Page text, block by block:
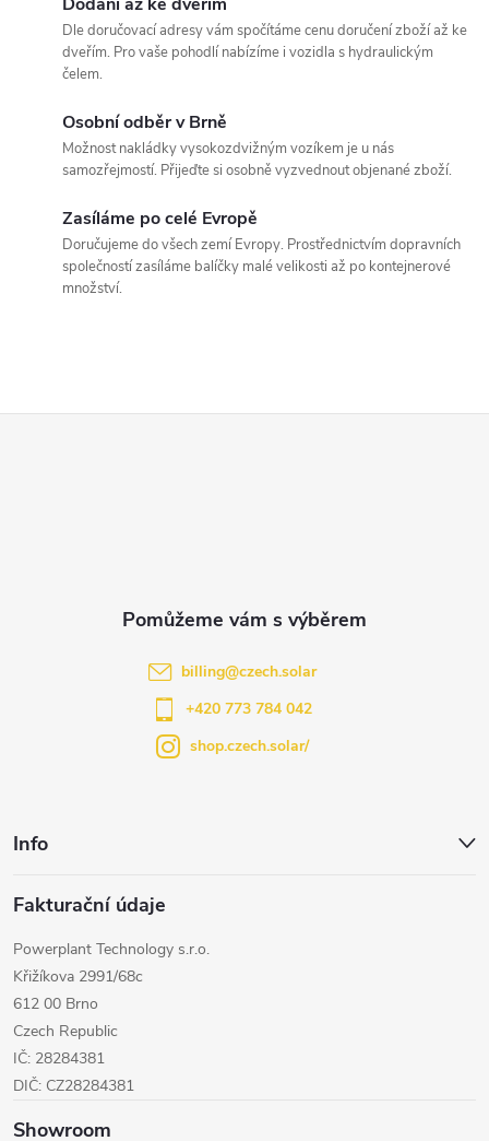
v
Dle doručovací adresy vám spočítáme cenu doručení zboží až ke
dveřím. Pro vaše pohodlí nabízíme i vozidla s hydraulickým
čelem.
Osobní odběr v Brně
Možnost nakládky vysokozdvižným vozíkem je u nás
samozřejmostí. Přijeďte si osobně vyzvednout objenané zboží.
Zasíláme po celé Evropě
Doručujeme do všech zemí Evropy. Prostřednictvím dopravních
společností zasíláme balíčky malé velikosti až po kontejnerové
množství.
Info
Fakturační údaje
Powerplant Technology s.r.o.
Křižíkova 2991/68c
612 00 Brno
Czech Republic
IČ: 28284381
DIČ: CZ28284381
Showroom
billing@czech.solar
+420 773 784 042
shop.czech.solar/